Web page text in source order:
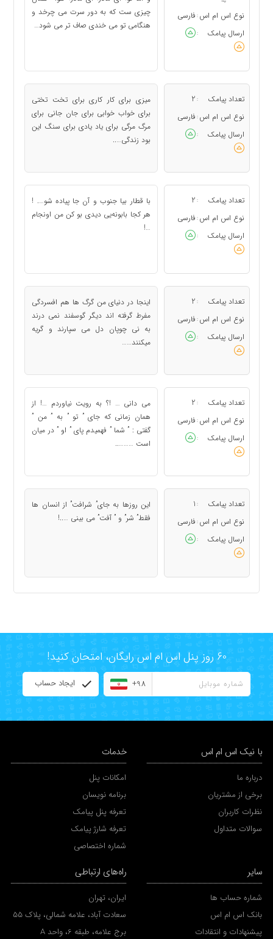
نوع اس ام اس : فارسی
ارسال پیامک
:
چیزی ست که به دور سرت می چرخد و
هنگامی تو می خندی صاف تر می شود…
تعداد پیامک :
2
نوع اس ام اس : فارسی
ارسال پیامک
:
میزی برای کار کاری برای تخت تختی
برای خواب خوابی برای جان جانی برای
مرگ مرگی برای یاد یادی برای سنگ این
بود زندگی…..
تعداد پیامک :
2
نوع اس ام اس : فارسی
ارسال پیامک
:
با قطار بیا جنوب و آن جا پیاده شو…. !
هر کجا بابونه‌یی دیدی بو کن من اونجام
…!
تعداد پیامک :
2
نوع اس ام اس : فارسی
ارسال پیامک
:
اینجا در دنیای من گرگ ها هم افسردگی
مفرط گرفته اند دیگر گوسفند نمی درند
به نی چوپان دل می سپارند و گریه
میکنند……
تعداد پیامک :
2
نوع اس ام اس : فارسی
ارسال پیامک
:
می دانی … !؟ به رویت نیاوردم …! از
همان زمانی که جای ” تو ” به ” من ”
گفتی : ” شما ” فهمیدم پای ” او ” در میان
است ………..
تعداد پیامک :
1
نوع اس ام اس : فارسی
ارسال پیامک
:
این روزها به جای” شرافت” از انسان ها
فقط” شر” و ” آفت” می بینی …..!
60 روز پنل اس ام اس رایگان، امتحان کنید!
+98 ایجاد حساب
با نیک اس ام اس
درباره ما
برخی از مشتریان
نظرات کاربران
سوالات متداول
خدمات
امکانات پنل
برنامه نویسان
تعرفه پنل پیامک
تعرفه شارژ پیامک
شماره اختصاصی
سایر
شماره حساب ها
بانک اس ام اس
پیشنهادات و انتقادات
راه‌های ارتباطی
ایران، تهران
سعادت آباد، علامه شمالی، پلاک 55
برج علامه، طبقه 6، واحد A